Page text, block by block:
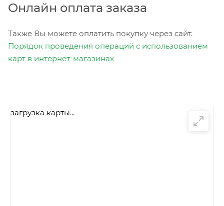
Онлайн оплата заказа
Также Вы можете оплатить покупку через сайт.
Порядок проведения операций с использованием
карт в интернет-магазинах
загрузка карты...